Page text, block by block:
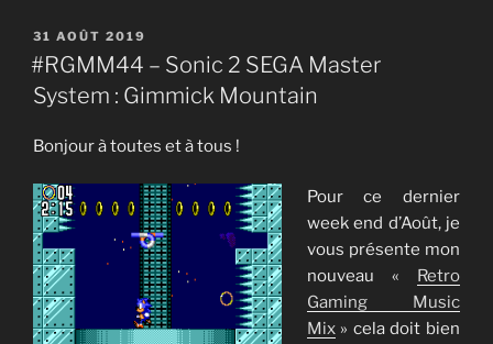
PUBLIÉ
LE
31 AOÛT 2019
#RGMM44 – Sonic 2 SEGA Master
System : Gimmick Mountain
Bonjour à toutes et à tous !
Pour ce dernier
week end d’Août, je
vous présente mon
nouveau « Retro
Gaming Music
Mix» cela doit bien